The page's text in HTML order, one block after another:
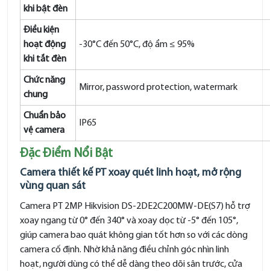
khi bật đèn
Điều kiện
hoạt động
khi tắt đèn
-30°C đến 50°C, độ ẩm ≤ 95%
Chức năng
chung
Mirror, password protection, watermark
Chuẩn bảo
vệ camera
IP65
Đặc Điểm Nổi Bật
Camera thiết kế PT xoay quét linh hoạt, mở rộng
vùng quan sát
Camera PT 2MP Hikvision DS-2DE2C200MW-DE(S7) hỗ trợ
xoay ngang từ 0° đến 340° và xoay dọc từ -5° đến 105°,
giúp camera bao quát không gian tốt hơn so với các dòng
camera cố định. Nhờ khả năng điều chỉnh góc nhìn linh
hoạt, người dùng có thể dễ dàng theo dõi sân trước, cửa